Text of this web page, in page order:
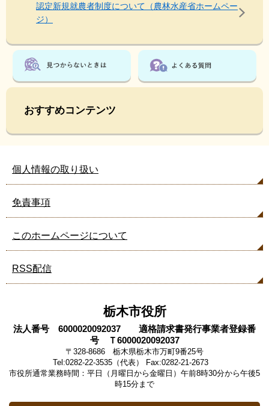
認定新規就農者制度について（農林水産省ホームペー
ジ）
おすすめコンテンツ
個人情報の取り扱い
免責事項
このホームページについて
RSS配信
栃木市役所
法人番号 6000020092037 適格請求書発行事業者登録番
号 Ｔ6000020092037
〒328-8686 栃木県栃木市万町9番25号
Tel:0282-22-3535（代表） Fax:0282-21-2673
市役所通常業務時間：平日（月曜日から金曜日）午前8時30分から午後5
時15分まで